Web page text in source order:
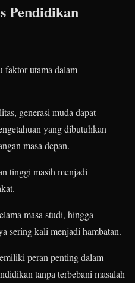
Pendidikan
faktor utama dalam
generasi muda dapat
yang dibutuhkan
masa depan.
tinggi masih menjadi
masa studi, hingga
sering kali menjadi hambatan.
peran penting dalam
tanpa terbebani masalah